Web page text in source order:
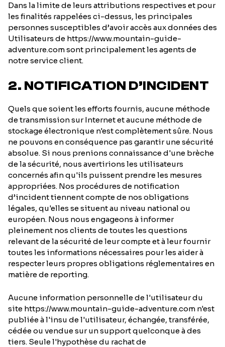
Dans la limite de leurs attributions respectives et pour
les finalités rappelées ci-dessus, les principales
personnes susceptibles d’avoir accès aux données des
Utilisateurs de https://www.mountain-guide-
adventure.com sont principalement les agents de
notre service client.
2. NOTIFICATION D’INCIDENT
Quels que soient les efforts fournis, aucune méthode
de transmission sur Internet et aucune méthode de
stockage électronique n'est complètement sûre. Nous
ne pouvons en conséquence pas garantir une sécurité
absolue. Si nous prenions connaissance d'une brèche
de la sécurité, nous avertirions les utilisateurs
concernés afin qu'ils puissent prendre les mesures
appropriées. Nos procédures de notification
d’incident tiennent compte de nos obligations
légales, qu'elles se situent au niveau national ou
européen. Nous nous engageons à informer
pleinement nos clients de toutes les questions
relevant de la sécurité de leur compte et à leur fournir
toutes les informations nécessaires pour les aider à
respecter leurs propres obligations réglementaires en
matière de reporting.
Aucune information personnelle de l'utilisateur du
site https://www.mountain-guide-adventure.com n'est
publiée à l'insu de l'utilisateur, échangée, transférée,
cédée ou vendue sur un support quelconque à des
tiers. Seule l'hypothèse du rachat de